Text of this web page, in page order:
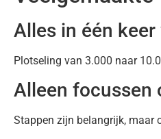
Alles in één
Plotseling van 3.000 naar
Alleen focussen
Stappen zijn belangrijk, maar